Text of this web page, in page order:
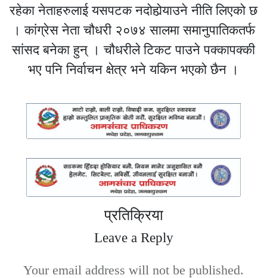
रहेका नेताहरुलाई यसपटक नदोहोर्‍याउने नीति लिएको छ
। कांग्रेस नेता चौधरी २०७४ सालमा समानुपातिकतर्फ
सांसद बनेका हुन् । चौधरीले टिकट पाउने पक्कापक्की
भए पनि निर्वाचन क्षेत्र भने यकिन भएको छैन ।
प्रतिक्रिया
Leave a Reply
Your email address will not be published.